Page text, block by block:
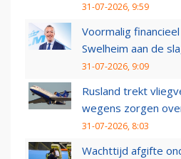
31-07-2026, 9:59
Voormalig
Swelheim aan de
31-07-2026, 9:09
Rusland trekt
wegens zorgen
31-07-2026, 8:03
Wachttijd afgifte